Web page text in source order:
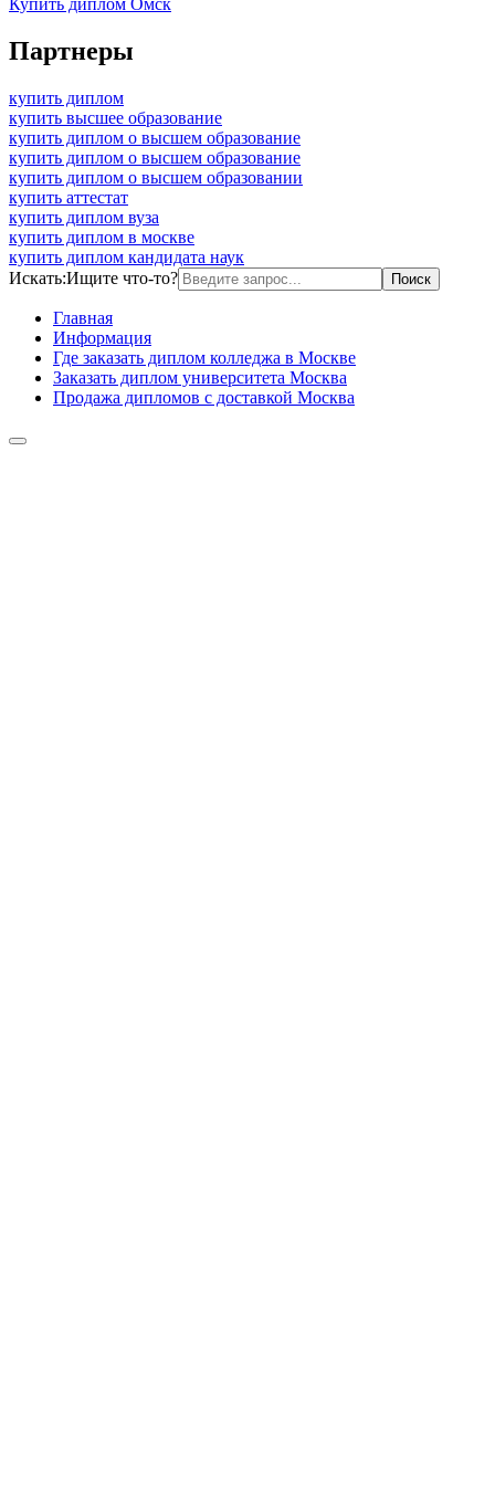
Купить диплом Омск
Партнеры
купить диплом
купить высшее образование
купить диплом о высшем образование
купить диплом о высшем образование
купить диплом о высшем образовании
купить аттестат
купить диплом вуза
купить диплом в москве
купить диплом кандидата наук
Искать:Ищите что-то?
Главная
Информация
Где заказать диплом колледжа в Москве
Заказать диплом университета Москва
Продажа дипломов с доставкой Москва